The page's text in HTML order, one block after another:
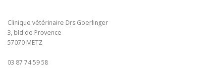
Clinique vétérinaire Drs Goerlinger
3, bld de Provence
57070 METZ
03 87 74 59 58